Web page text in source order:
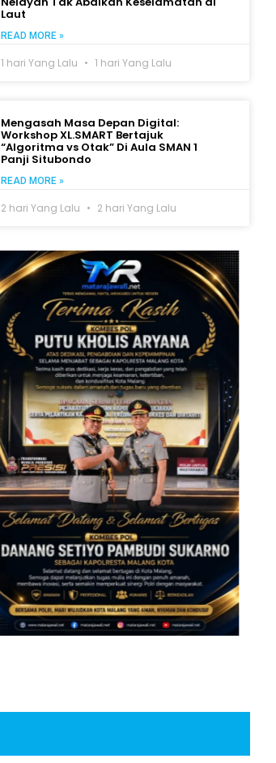
Laut
READ MORE »
1 hari Yang Lalu 1 hari Yang Lalu
Mengasah Masa Depan Digital:
Workshop XL.SMART Bertajuk
“Algoritma vs Otak” Di Aula SMAN 1
Panji Situbondo
READ MORE »
2 hari Yang Lalu 2 hari Yang Lalu